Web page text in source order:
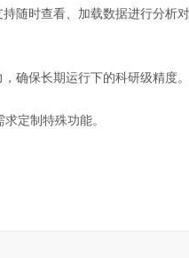
随时查看、加载数据进行分析
确保长期运行下的科研级精度。
定制特殊功能。